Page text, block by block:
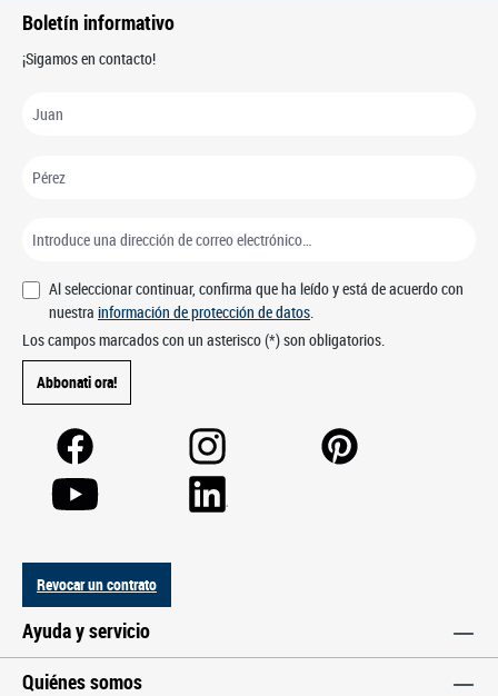
Boletín informativo
¡Sigamos en contacto!
Al seleccionar continuar, confirma que ha leído y está de acuerdo con
nuestra información de protección de datos.
Los campos marcados con un asterisco (*) son obligatorios.
Abbonati ora!
Revocar un contrato
Ayuda y servicio
Quiénes somos